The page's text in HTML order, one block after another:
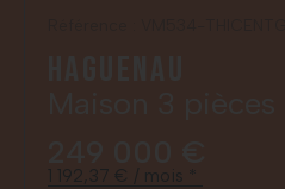
1 192,37 € / mois *